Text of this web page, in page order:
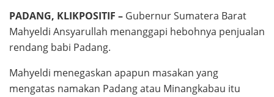
PADANG, KLIKPOSITIF – Gubernur Sumatera Barat
Mahyeldi Ansyarullah menanggapi hebohnya penjualan
rendang babi Padang.
Mahyeldi menegaskan apapun masakan yang
mengatas namakan Padang atau Minangkabau itu